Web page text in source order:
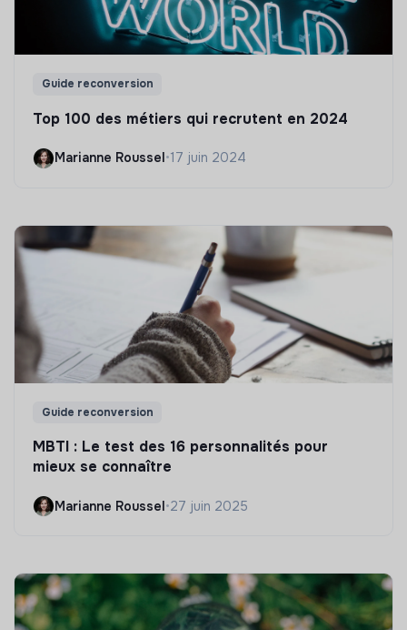
Guide reconversion
Top 100 des métiers qui recrutent en 2024
Marianne Roussel•17 juin 2024
Guide reconversion
MBTI : Le test des 16 personnalités pour
mieux se connaître
Marianne Roussel•27 juin 2025